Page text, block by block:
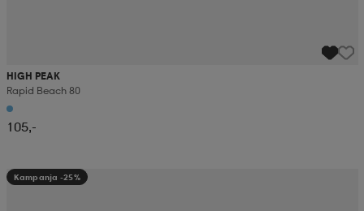
HIGH PEAK
Rapid Beach 80
105,-
Kampanja -25%